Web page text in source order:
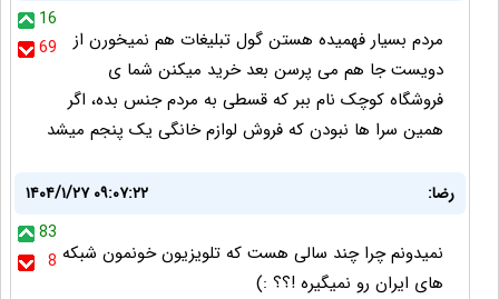
16
69
مردم بسیار فهمیده هستن گول تبلیغات هم نمیخورن از
دویست جا هم می پرسن بعد خرید میکنن شما ی
فروشگاه کوچک نام ببر که قسطی به مردم جنس بده، اگر
همین سرا ها نبودن که فروش لوازم خانگی یک پنجم میشد
رضا:
۱۴۰۴/۱/۲۷ ۰۹:۰۷:۲۲
83
8 نمیدونم چرا چند سالی هست که تلویزیون خونمون شبکه
های ایران رو نمیگیره !؟؟ :)